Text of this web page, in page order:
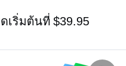
ริ่มต้นที่ $39.95